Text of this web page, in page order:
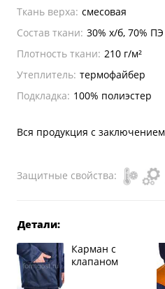
Ткань верха: смесовая
Состав ткани: 30% х/б, 70% ПЭ
Плотность ткани: 210 г/м²
Утеплитель: термофайбер
Подкладка: 100% полиэстер
Вся продукция с заключением
Защитные свойства:
Детали:
Карман с
клапаном